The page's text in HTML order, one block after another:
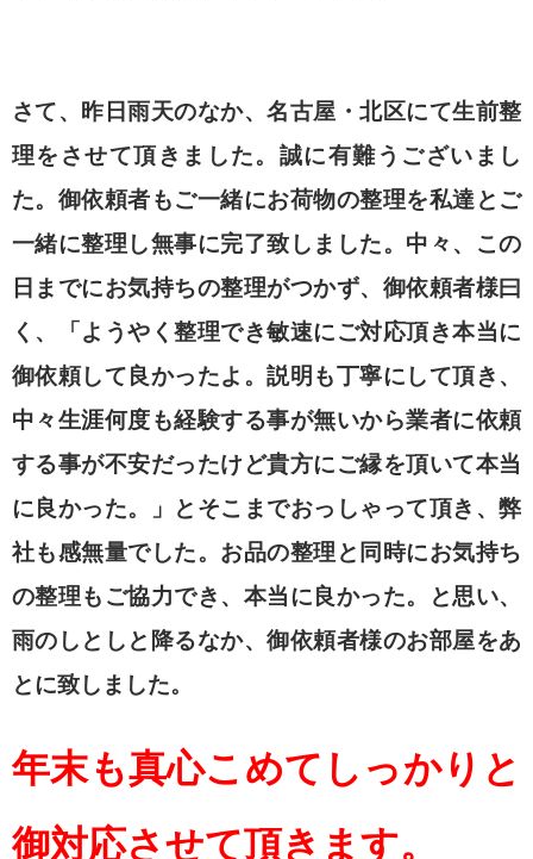
さて、昨日雨天のなか、名古屋・北区にて生前整
理をさせて頂きました。誠に有難うございまし
た。御依頼者もご一緒にお荷物の整理を私達とご
一緒に整理し無事に完了致しました。中々、この
日までにお気持ちの整理がつかず、御依頼者様曰
く、「ようやく整理でき敏速にご対応頂き本当に
御依頼して良かったよ。説明も丁寧にして頂き、
中々生涯何度も経験する事が無いから業者に依頼
する事が不安だったけど貴方にご縁を頂いて本当
に良かった。」とそこまでおっしゃって頂き、弊
社も感無量でした。お品の整理と同時にお気持ち
の整理もご協力でき、本当に良かった。と思い、
雨のしとしと降るなか、御依頼者様のお部屋をあ
とに致しました。
年末も真心こめてしっかりと
御対応させて頂きます。